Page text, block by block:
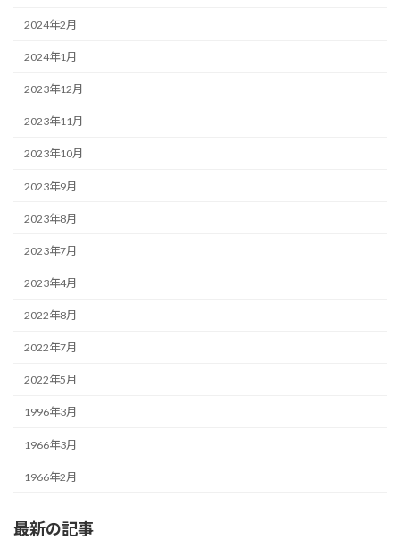
2024年2月
2024年1月
2023年12月
2023年11月
2023年10月
2023年9月
2023年8月
2023年7月
2023年4月
2022年8月
2022年7月
2022年5月
1996年3月
1966年3月
1966年2月
最新の記事